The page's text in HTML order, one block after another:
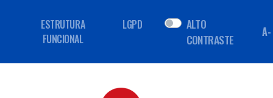
ESTRUTURA
FUNCIONAL
LGPD
ALTO
CONTRASTE
A-